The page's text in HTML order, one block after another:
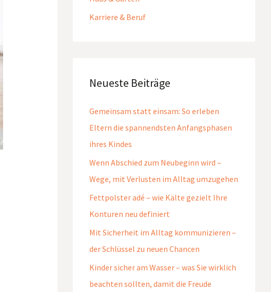
Karriere & Beruf
Neueste Beiträge
Gemeinsam statt einsam: So erleben
Eltern die spannendsten Anfangsphasen
ihres Kindes
Wenn Abschied zum Neubeginn wird –
Wege, mit Verlusten im Alltag umzugehen
Fettpolster adé – wie Kälte gezielt Ihre
Konturen neu definiert
Mit Sicherheit im Alltag kommunizieren –
der Schlüssel zu neuen Chancen
Kinder sicher am Wasser – was Sie wirklich
beachten sollten, damit die Freude